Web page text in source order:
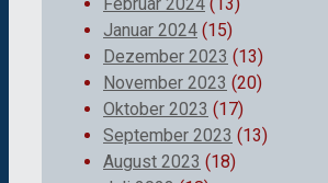
Januar 2024 (15)
Dezember 2023 (13)
November 2023 (20)
Oktober 2023 (17)
September 2023 (13)
August 2023 (18)